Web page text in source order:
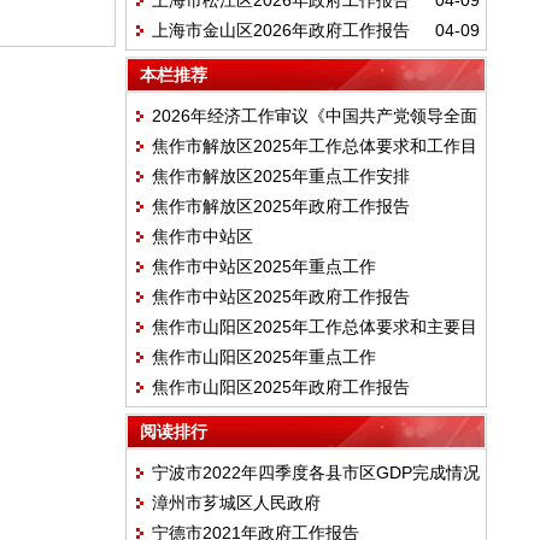
04-09
上海市金山区2026年政府工作报告
本栏推荐
2026年经济工作审议《中国共产党领导全面
依法治国工作条例》
焦作市解放区2025年工作总体要求和工作目
标
焦作市解放区2025年重点工作安排
焦作市解放区2025年政府工作报告
焦作市中站区
焦作市中站区2025年重点工作
焦作市中站区2025年政府工作报告
焦作市山阳区2025年工作总体要求和主要目
标
焦作市山阳区2025年重点工作
焦作市山阳区2025年政府工作报告
阅读排行
宁波市2022年四季度各县市区GDP完成情况
漳州市芗城区人民政府
宁德市2021年政府工作报告